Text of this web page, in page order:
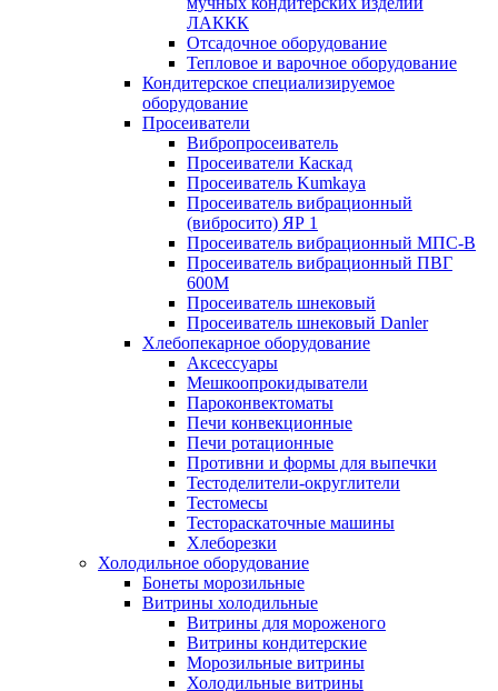
ЛАККК
Отсадочное оборудование
Тепловое и варочное оборудование
Кондитерское специализируемое
оборудование
Просеиватели
Вибропросеиватель
Просеиватели Каскад
Просеиватель Kumkaya
Просеиватель вибрационный
(вибросито) ЯР 1
Просеиватель вибрационный МПС-В
Просеиватель вибрационный ПВГ
600М
Просеиватель шнековый
Просеиватель шнековый Danler
Хлебопекарное оборудование
Аксессуары
Мешкоопрокидыватели
Пароконвектоматы
Печи конвекционные
Печи ротационные
Противни и формы для выпечки
Тестоделители-округлители
Тестомесы
Тестораскаточные машины
Хлеборезки
Холодильное оборудование
Бонеты морозильные
Витрины холодильные
Витрины для мороженого
Витрины кондитерские
Морозильные витрины
Холодильные витрины